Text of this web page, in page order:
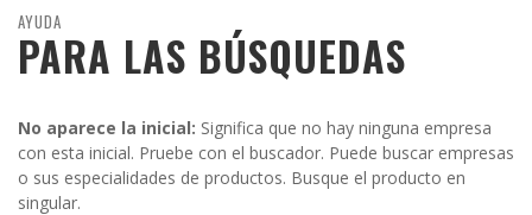
AYUDA
PARA LAS BÚSQUEDAS
No aparece la inicial: Significa que no hay ninguna empresa
con esta inicial. Pruebe con el buscador. Puede buscar empresas
o sus especialidades de productos. Busque el producto en
singular.